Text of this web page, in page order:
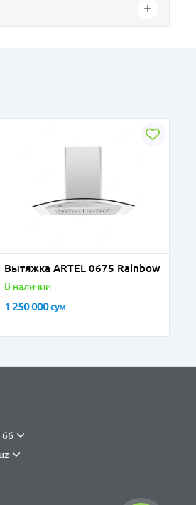
Вытяжка ARTEL 0675 Rainbow
В наличии
1 250 000сум
66